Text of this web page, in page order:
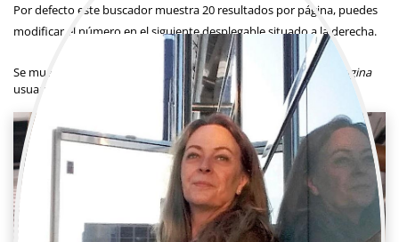
Por defecto este buscador muestra 20 resultados por página, puedes
modificar el número en el siguiente desplegable situado a la derecha.
Se muestra un total de
usuaria.
Resultados por página